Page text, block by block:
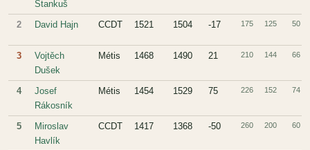
Stankuš
2 David Hajn CCDT 1521 1504 -17 175 125 50
3
Vojtěch
Dušek
Métis 1468 1490 21 210 144 66
4
Josef
Rákosník
Métis 1454 1529 75 226 152 74
5
Miroslav
Havlík
CCDT 1417 1368 -50 260 200 60